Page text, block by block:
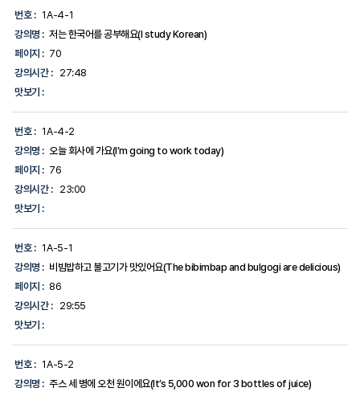
번호 : 1A-4-1
강의명 : 저는 한국어를 공부해요(I study Korean)
페이지 : 70
강의시간 :
27:48
맛보기 :
번호 : 1A-4-2
강의명 : 오늘 회사에 가요(I’m going to work today)
페이지 : 76
강의시간 :
23:00
맛보기 :
번호 : 1A-5-1
강의명 : 비빔밥하고 불고기가 맛있어요(The bibimbap and bulgogi are delicious)
페이지 : 86
강의시간 :
29:55
맛보기 :
번호 : 1A-5-2
강의명 : 주스 세 병에 오천 원이에요(It’s 5,000 won for 3 bottles of juice)